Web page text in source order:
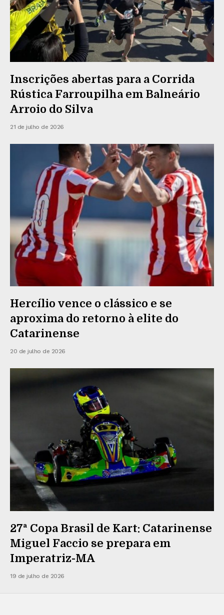
Inscrições abertas para a Corrida
Rústica Farroupilha em Balneário
Arroio do Silva
21 de julho de 2026
Hercílio vence o clássico e se
aproxima do retorno à elite do
Catarinense
20 de julho de 2026
27ª Copa Brasil de Kart: Catarinense
Miguel Faccio se prepara em
Imperatriz-MA
19 de julho de 2026